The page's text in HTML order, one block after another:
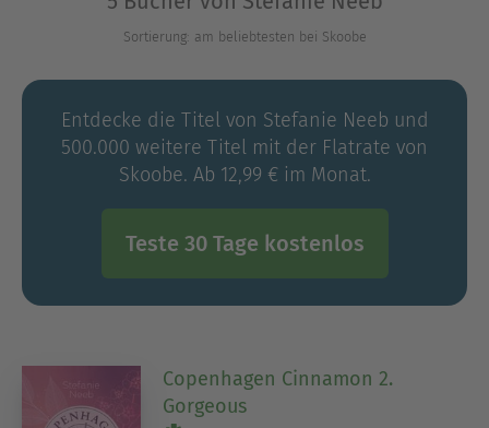
Sortierung: am beliebtesten bei Skoobe
Entdecke die Titel von Stefanie Neeb und
500.000 weitere Titel mit der Flatrate von
Skoobe. Ab 12,99 € im Monat.
Teste 30 Tage kostenlos
Copenhagen Cinnamon 2.
Gorgeous